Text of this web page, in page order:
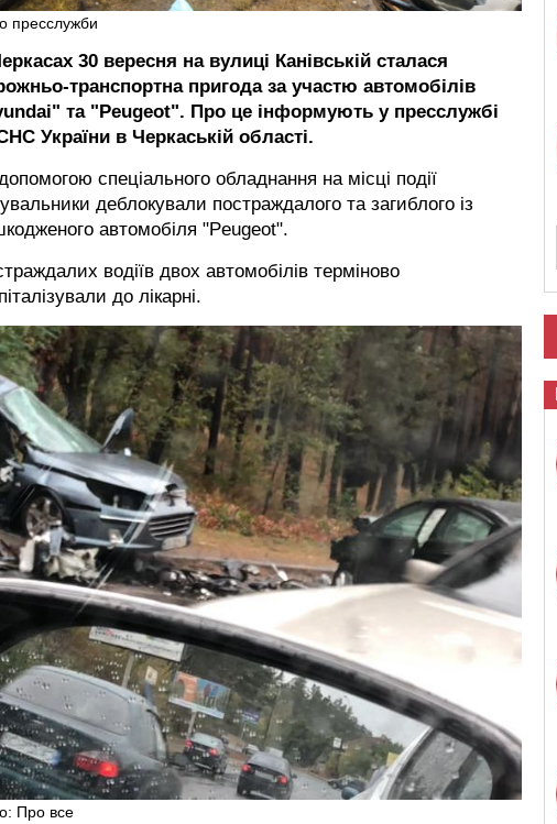
пресслужби
30 вересня на вулиці Канівській сталася
транспортна пригода за участю автомобілів
та "Peugeot". Про це інформують у пресслужбі
України в Черкаській області.
спеціального обладнання на місці події
деблокували постраждалого та загиблого із
автомобіля "Peugeot".
водіїв двох автомобілів терміново
до лікарні.
Про все